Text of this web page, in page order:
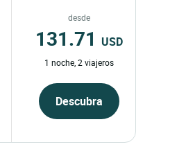
desde
131.71 USD
1 noche, 2 viajeros
Descubra